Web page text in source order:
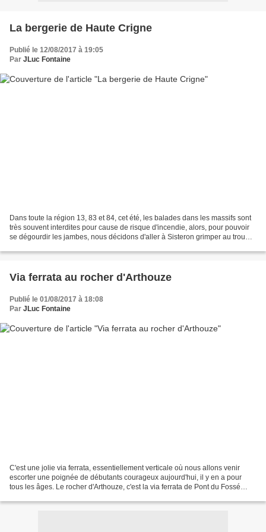
La bergerie de Haute Crigne
Publié le 12/08/2017 à 19:05
Par JLuc Fontaine
Dans toute la région 13, 83 et 84, cet été, les balades dans les massifs sont
très souvent interdites pour cause de risque d'incendie, alors, pour pouvoir
se dégourdir les jambes, nous décidons d'aller à Sisteron grimper au trou
Via ferrata au rocher d'Arthouze
Publié le 01/08/2017 à 18:08
Par JLuc Fontaine
C'est une jolie via ferrata, essentiellement verticale où nous allons venir
escorter une poignée de débutants courageux aujourd'hui, il y en a pour
tous les âges. Le rocher d'Arthouze, c'est la via ferrata de Pont du Fossé